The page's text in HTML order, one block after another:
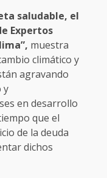
saludable, el
Expertos
muestra
climático y
agravando
y
en desarrollo
que el
de la deuda
dichos